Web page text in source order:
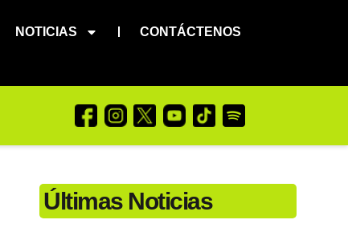
NOTICIAS CONTÁCTENOS
Últimas Noticias